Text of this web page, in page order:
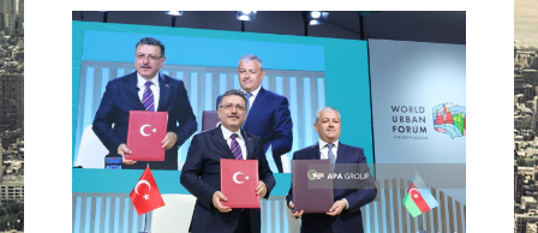
Güney Azərbaycan
Mədəniyyət
Müsahibə
İdman